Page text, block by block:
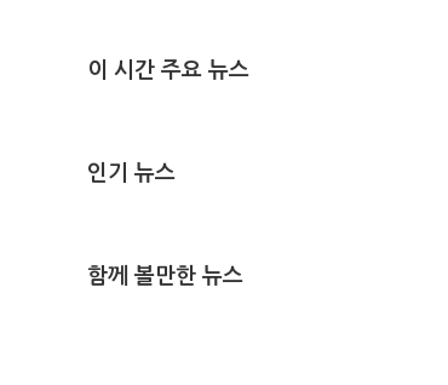
이 시간 주요 뉴스
인기 뉴스
함께 볼만한 뉴스